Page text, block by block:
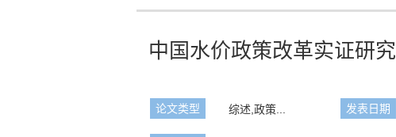
中国水价政策改革实证研究
论文类型 综述,政策... 发表日期